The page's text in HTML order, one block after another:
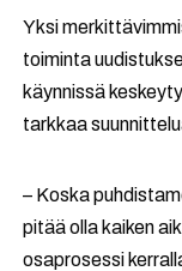
Yksi
toiminta
käynnissä
tarkkaa
– Koska
pitää olla kaiken
osaprosessi